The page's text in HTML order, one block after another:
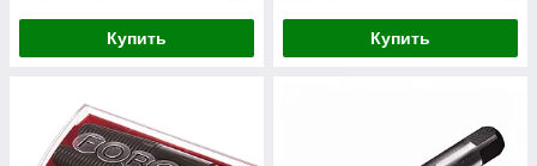
Купить Купить